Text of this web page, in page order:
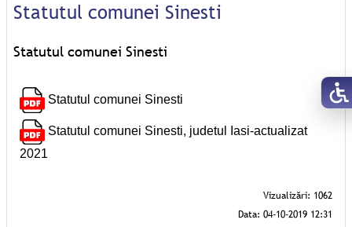
Statutul comunei Sinesti
Statutul comunei Sinesti
Statutul comunei Sinesti
Statutul comunei Sinesti, judetul Iasi-actualizat
2021